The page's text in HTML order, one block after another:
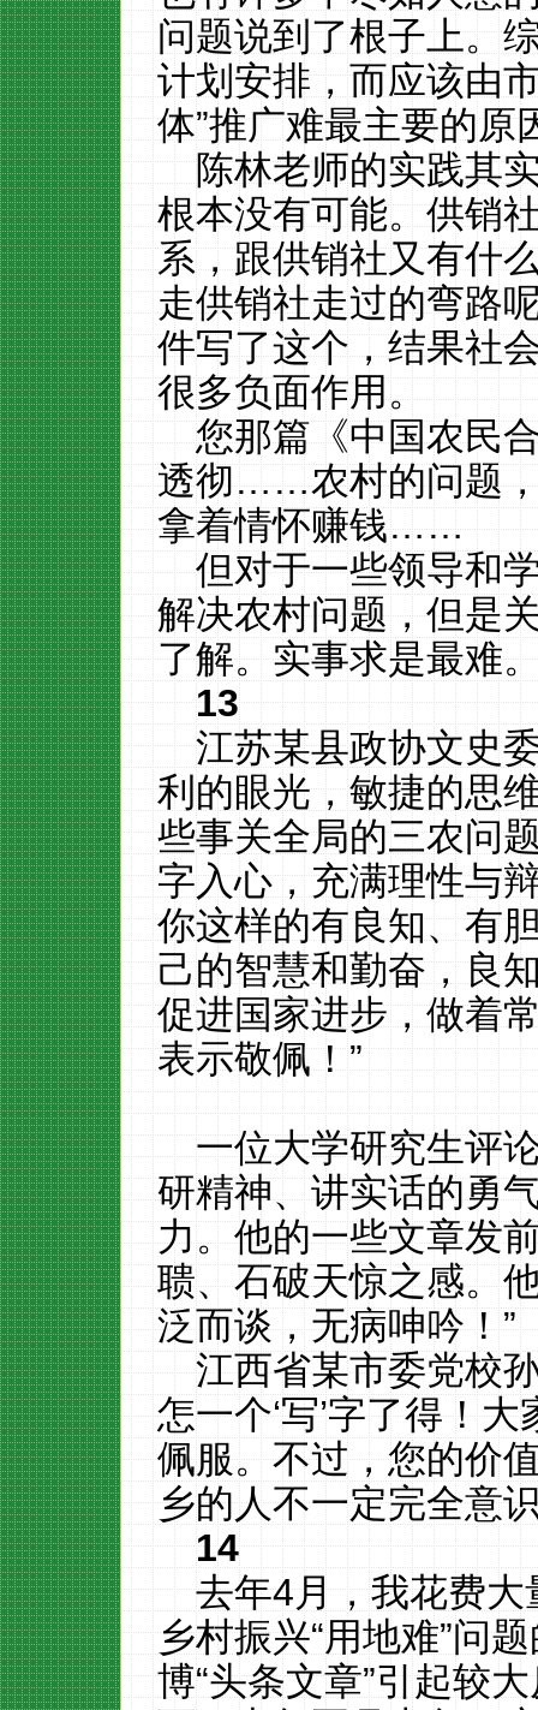
问题说到了根子上。
计划安排，而应该由
体”推广难最主要的原
陈林老师的实践其
根本没有可能。供销
系，跟供销社又有什
走供销社走过的弯路
件写了这个，结果社
很多负面作用。
您那篇《中国农民
透彻……农村的问题
拿着情怀赚钱……
但对于一些领导和
解决农村问题，但是
了解。实事求是最难
13
江苏某县政协文史
利的眼光，敏捷的思
些事关全局的三农问
字入心，充满理性与
你这样的有良知、有
己的智慧和勤奋，良
促进国家进步，做着
表示敬佩！”
一位大学研究生评
研精神、讲实话的勇
力。他的一些文章发
聩、石破天惊之感。
泛而谈，无病呻吟！”
江西省某市委党校
怎一个‘写’字了得！
佩服。不过，您的价
乡的人不一定完全意
14
去年4月，我花费
乡村振兴“用地难”问
博“头条文章”引起较